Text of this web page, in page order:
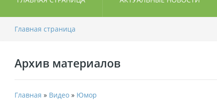
Главная страница
Архив материалов
Главная » Видео » Юмор